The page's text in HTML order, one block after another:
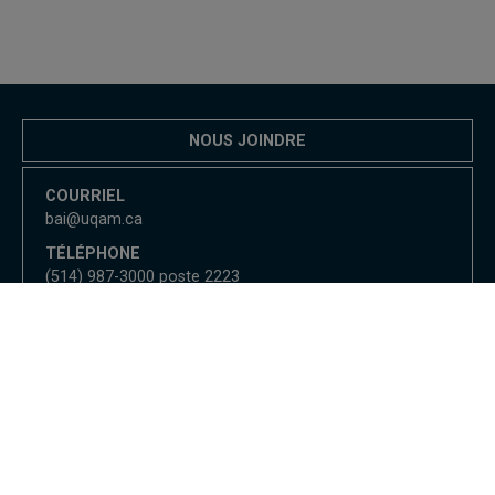
NOUS JOINDRE
COURRIEL
bai@uqam.ca
TÉLÉPHONE
(514) 987-3000 poste 2223